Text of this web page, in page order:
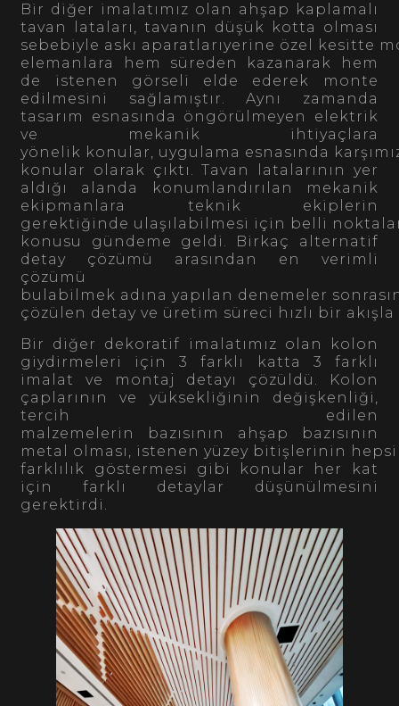
Bir diğer imalatımız olan ahşap kaplamalı
tavan lataları, tavanın düşük kotta olması
sebebiyle askı aparatlarıyerine özel kesitte
elemanlara hem süreden kazanarak hem
de istenen görseli elde ederek monte
edilmesini sağlamıştır. Aynı zamanda
tasarım esnasında öngörülmeyen elektrik
ve mekanik ihtiyaçlara
yönelik konular, uygulama esnasında
konular olarak çıktı. Tavan latalarının yer
aldığı alanda konumlandırılan mekanik
ekipmanlara teknik ekiplerin
gerektiğinde ulaşılabilmesi için belli
konusu gündeme geldi. Birkaç alternatif
detay çözümü arasından en verimli
çözümü
bulabilmek adına yapılan denemeler
çözülen detay ve üretim süreci hızlı bir
Bir diğer dekoratif imalatımız olan kolon
giydirmeleri için 3 farklı katta 3 farklı
imalat ve montaj detayı çözüldü. Kolon
çaplarının ve yüksekliğinin değişkenliği,
tercih edilen
malzemelerin bazısının ahşap bazısının
metal olması, istenen yüzey bitişlerinin
farklılık göstermesi gibi konular her kat
için farklı detaylar düşünülmesini
gerektirdi.